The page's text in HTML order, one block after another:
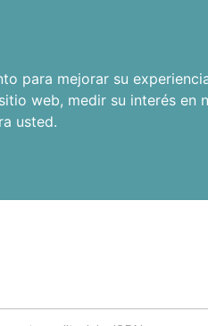
para mejorar su
web, medir su interés en
usted.